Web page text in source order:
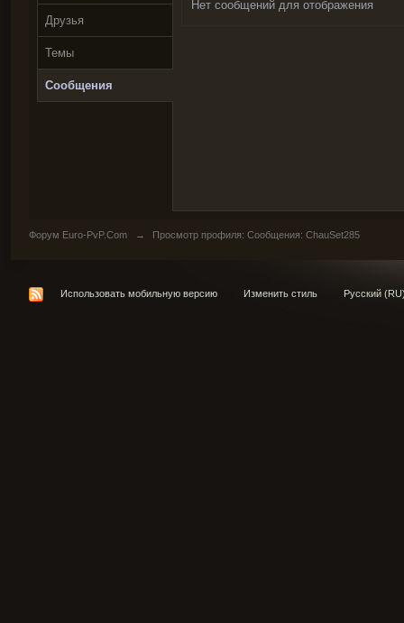
Друзья
Темы
Сообщения
Нет сообщений для отображения
Форум Euro-PvP.Com → Просмотр профиля: Сообщения: ChauSet285
Использовать мобильную версию Изменить стиль Русский